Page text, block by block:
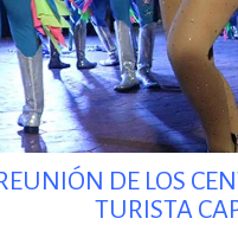
DE LOS
TURISTA